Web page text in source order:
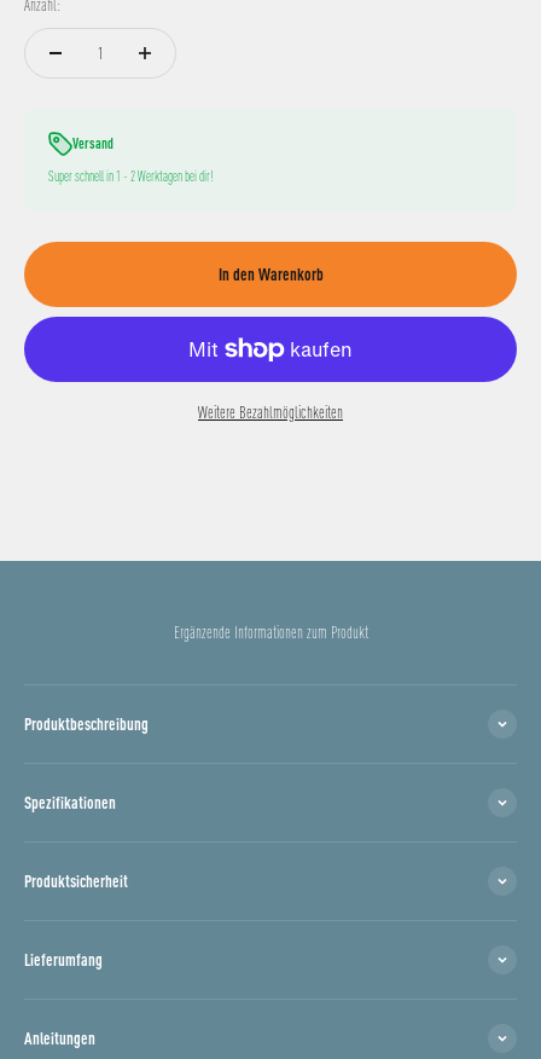
Anzahl:
Versand
Super schnell in 1 - 2 Werktagen bei dir!
In den Warenkorb
Weitere Bezahlmöglichkeiten
Ergänzende Informationen zum Produkt
Produktbeschreibung
Spezifikationen
Produktsicherheit
Lieferumfang
Anleitungen